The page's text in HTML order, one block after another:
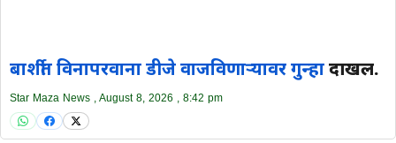
बार्शीत विनापरवाना डीजे वाजविणाऱ्यावर गुन्हादाखल.
Star Maza News August 8, 2026 8:42 pm